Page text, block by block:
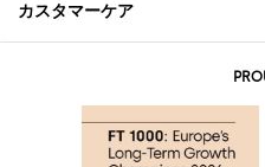
会社概要
カスタマーケア